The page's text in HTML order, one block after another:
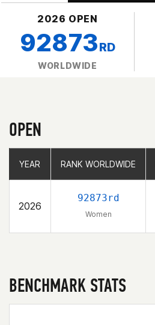
2026 OPEN
92873RD
WORLDWIDE
OPEN
YEAR RANK WORLDWIDE
2026
92873rd
Women
YEAR RANK WORLDWIDE
BENCHMARK STATS